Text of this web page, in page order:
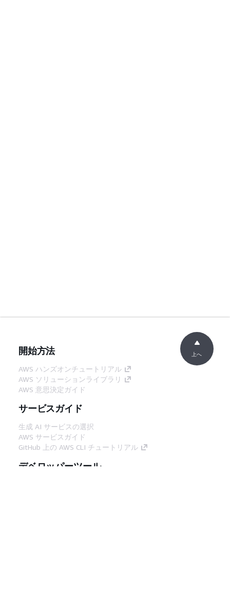
開始方法
AWS ハンズオンチュートリアル
AWS ソリューションライブラリ
AWS 意思決定ガイド
サービスガイド
生成 AI サービスの選択
AWS サービスガイド
GitHub 上の AWS CLI チュートリアル
デベロッパーツール
上へ